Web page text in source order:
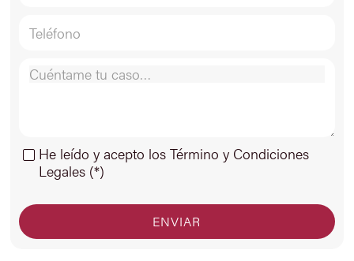
He leído y acepto los Término y Condiciones
Legales (*)